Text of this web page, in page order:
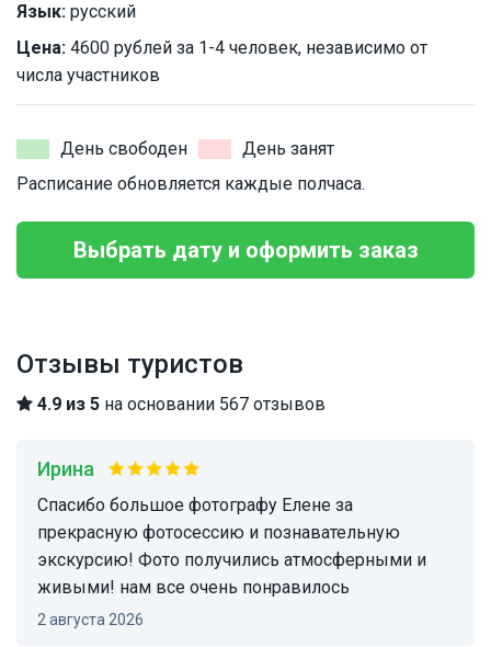
Язык: русский
Цена: 4600 рублей за 1-4 человек, независимо от
числа участников
День свободен
День занят
Расписание обновляется каждые полчаса.
Выбрать дату и оформить заказ
Отзывы туристов
4.9 из 5 на основании 567 отзывов
Ирина
Спасибо большое фотографу Елене за
прекрасную фотосессию и познавательную
экскурсию! Фото получились атмосферными и
живыми! нам все очень понравилось
2 августа 2026